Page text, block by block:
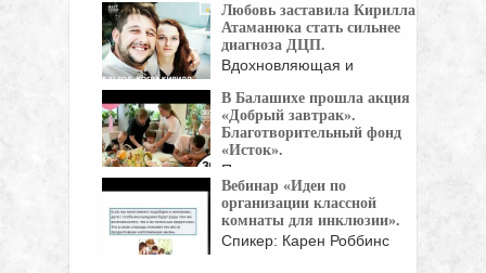
распространения
информации ...
Любовь заставила Кирилла
Атаманюка стать сильнее
диагноза ДЦП.
Вдохновляющая и
Кирилла - молодого ...
В Балашихе прошла акция
«Добрый завтрак».
Благотворительный фонд
«Исток».
Президент
благотворительного фонда
"Исток" Екатерина Богдасарова пригласила
...
Вебинар «Идеи по
организации классной
комнаты для инклюзии».
Спикер: Карен Роббинс